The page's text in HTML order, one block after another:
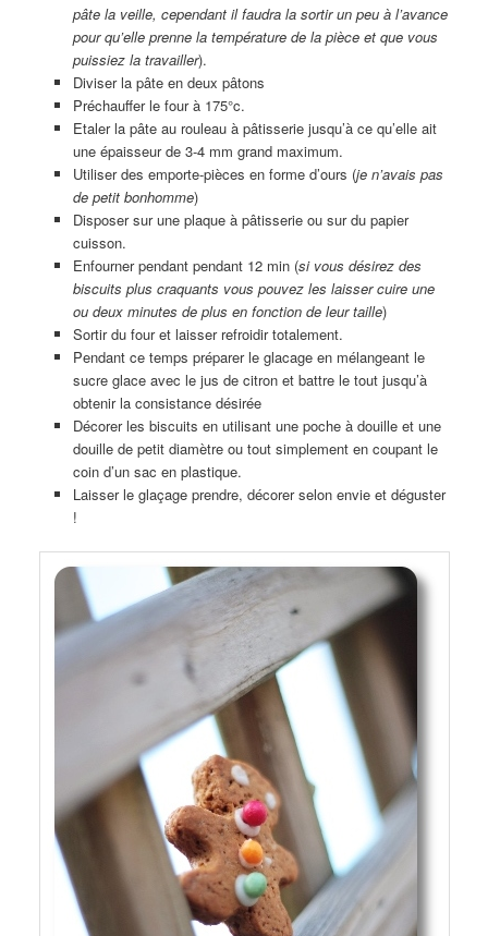
pâte la veille, cependant il faudra la sortir un peu à l’avance
pour qu’elle prenne la température de la pièce et que vous
puissiez la travailler).
Diviser la pâte en deux pâtons
Préchauffer le four à 175°c.
Etaler la pâte au rouleau à pâtisserie jusqu’à ce qu’elle ait
une épaisseur de 3-4 mm grand maximum.
Utiliser des emporte-pièces en forme d’ours (je n’avais pas
de petit bonhomme)
Disposer sur une plaque à pâtisserie ou sur du papier
cuisson.
Enfourner pendant pendant 12 min (si vous désirez des
biscuits plus craquants vous pouvez les laisser cuire une
ou deux minutes de plus en fonction de leur taille)
Sortir du four et laisser refroidir totalement.
Pendant ce temps préparer le glacage en mélangeant le
sucre glace avec le jus de citron et battre le tout jusqu’à
obtenir la consistance désirée
Décorer les biscuits en utilisant une poche à douille et une
douille de petit diamètre ou tout simplement en coupant le
coin d’un sac en plastique.
Laisser le glaçage prendre, décorer selon envie et déguster
!